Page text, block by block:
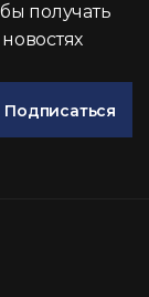
получать
Подписаться